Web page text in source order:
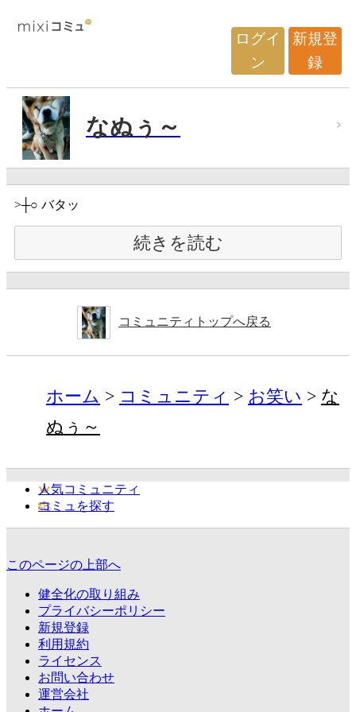
ログイ
ン
新規登
録
なぬぅ～
>┼○ バタッ
続きを読む
コミュニティトップへ戻る
ホーム コミュニティ お笑い
な
ぬぅ～
人気コミュニティ
コミュを探す
このページの上部へ
健全化の取り組み
プライバシーポリシー
新規登録
利用規約
ライセンス
お問い合わせ
運営会社